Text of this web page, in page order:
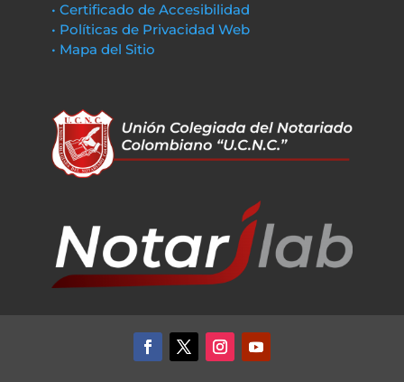
• Certificado de Accesibilidad
• Políticas de Privacidad Web
• Mapa del Sitio